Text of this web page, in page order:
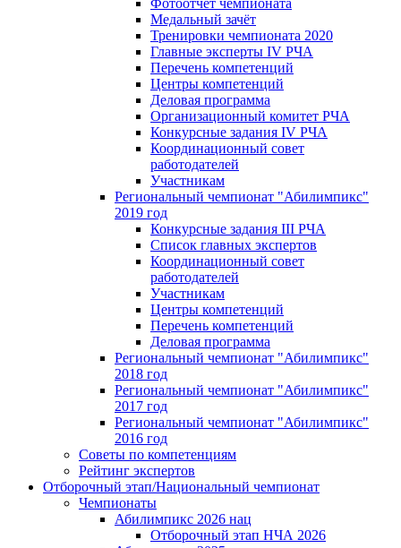
Фотоотчет чемпионата
Медальный зачёт
Тренировки чемпионата 2020
Главные эксперты IV РЧА
Перечень компетенций
Центры компетенций
Деловая программа
Организационный комитет РЧА
Конкурсные задания IV РЧА
Координационный совет
работодателей
Участникам
Региональный чемпионат "Абилимпикс"
2019 год
Конкурсные задания III РЧА
Список главных экспертов
Координационный совет
работодателей
Участникам
Центры компетенций
Перечень компетенций
Деловая программа
Региональный чемпионат "Абилимпикс"
2018 год
Региональный чемпионат "Абилимпикс"
2017 год
Региональный чемпионат "Абилимпикс"
2016 год
Советы по компетенциям
Рейтинг экспертов
Отборочный этап/Национальный чемпионат
Чемпионаты
Абилимпикс 2026 нац
Отборочный этап НЧА 2026